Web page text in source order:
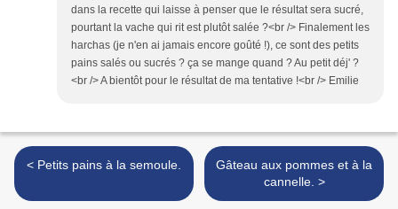
dans la recette qui laisse à penser que le résultat sera sucré,
pourtant la vache qui rit est plutôt salée ?<br /> Finalement les
harchas (je n'en ai jamais encore goûté !), ce sont des petits
pains salés ou sucrés ? ça se mange quand ? Au petit déj' ?
<br /> A bientôt pour le résultat de ma tentative !<br /> Emilie
< Petits pains à la semoule.
Gâteau aux pommes et à la
cannelle. >